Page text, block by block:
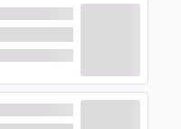
رزرو تورو
رزرو هتل مشهد
عوامل دست به دست
دردسترس است